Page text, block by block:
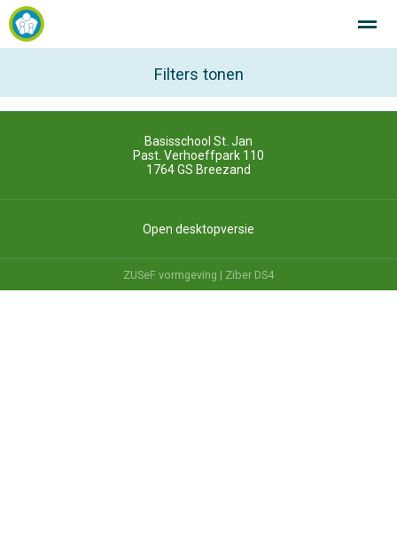
SintJan R.K. Basisschool Breezand Altijd in beweging!
Zoeken Nieuws
Filters tonen
Basisschool St. Jan
Past. Verhoeffpark 110
1764 GS Breezand
Open desktopversie
ZUSeF vormgeving | Ziber DS4